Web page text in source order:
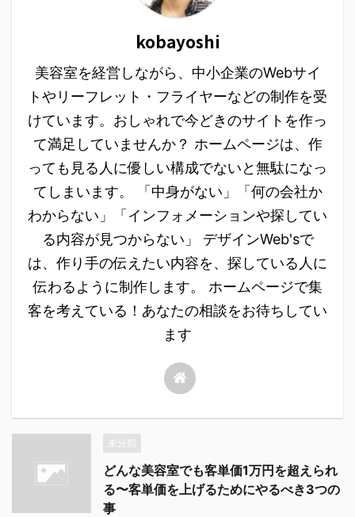
しながら宣伝をしている
kobayoshi
美容室を経営しながら、中小企業のWebサイ
トやリーフレット・フライヤーなどの制作を受
けています。おしゃれで今どきのサイトを作っ
て満足していませんか？ ホームページは、作
っても見る人に優しい構成でないと無駄になっ
てしまいます。 「中身がない」「何の会社か
わからない」「インフォメーションや探してい
る内容が見つからない」 デザインWeb'sで
は、作り手の伝えたい内容を、探している人に
伝わるように制作します。 ホームページで集
客を考えている！あなたの相談をお待ちしてい
ます
未分類
どんな美容室でも客単価1万円を超えられ
る〜客単価を上げるためにやるべき3つの
事